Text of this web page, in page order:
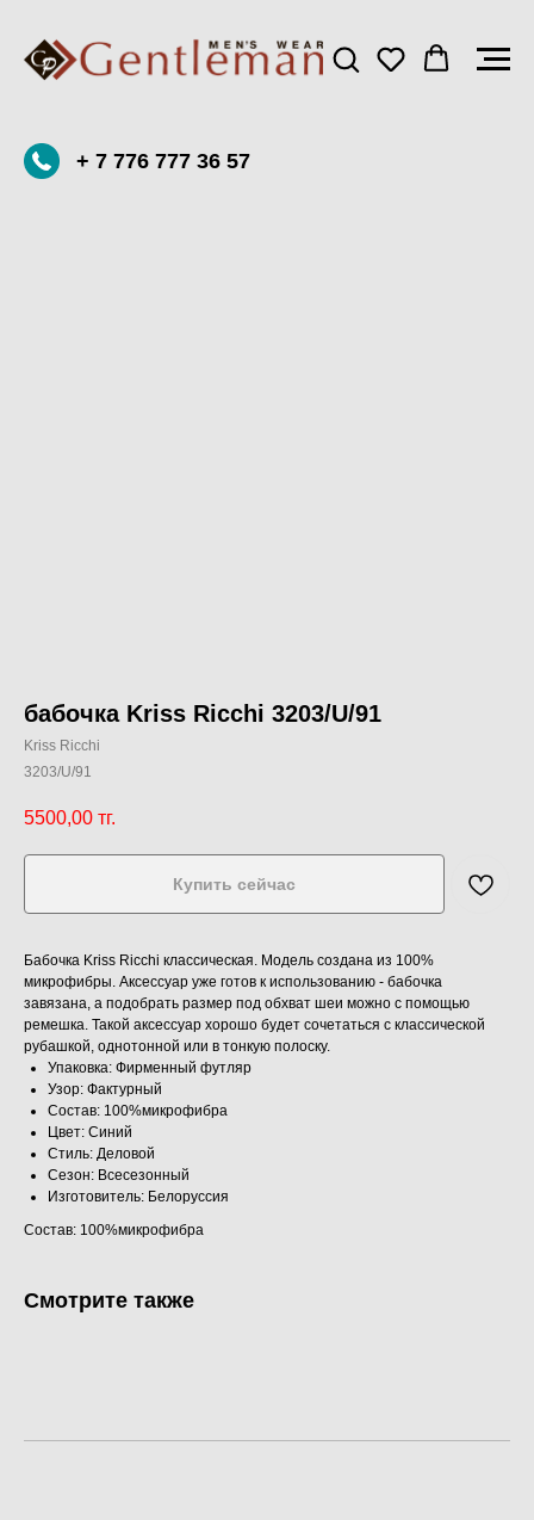
+ 7 776 777 36 57
бабочка Kriss Ricchi 3203/U/91
Kriss Ricchi
3203/U/91
5500,00 тг.
Купить сейчас
Бабочка Kriss Ricchi классическая. Модель создана из 100%
микрофибры. Аксессуар уже готов к использованию - бабочка
завязана, а подобрать размер под обхват шеи можно с помощью
ремешка. Такой аксессуар хорошо будет сочетаться с классической
рубашкой, однотонной или в тонкую полоску.
Упаковка: Фирменный футляр
Узор: Фактурный
Состав: 100%микрофибра
Цвет: Синий
Стиль: Деловой
Сезон: Всесезонный
Изготовитель: Белоруссия
Состав: 100%микрофибра
Смотрите также